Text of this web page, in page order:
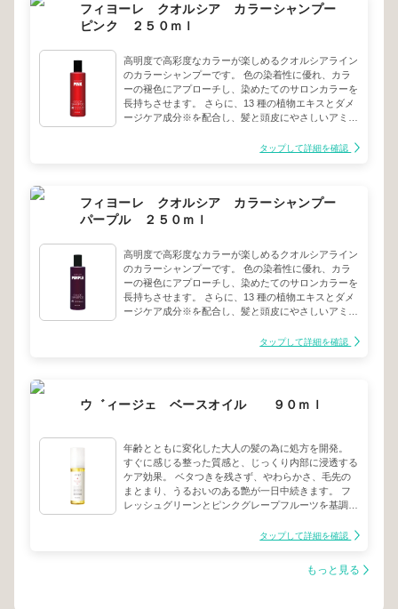
フィヨーレ クオルシア カラーシャンプー
ピンク ２５０ｍｌ
高明度で高彩度なカラーが楽しめるクオルシアライン
のカラーシャンプーです。 色の染着性に優れ、カラ
ーの褪色にアプローチし、染めたてのサロンカラーを
長持ちさせます。 さらに、13 種の植物エキスとダメ
ージケア成分※を配合し、髪と頭皮にやさしいアミノ
た髪をサポートします。※加水分解ケラチン（羊毛）
タップして詳細を確認
フィヨーレ クオルシア カラーシャンプー
パープル ２５０ｍｌ
高明度で高彩度なカラーが楽しめるクオルシアライン
のカラーシャンプーです。 色の染着性に優れ、カラ
ーの褪色にアプローチし、染めたてのサロンカラーを
長持ちさせます。 さらに、13 種の植物エキスとダメ
ージケア成分※を配合し、髪と頭皮にやさしいアミノ
た髪をサポートします。※加水分解ケラチン（羊毛）
タップして詳細を確認
ウ゛ィージェ ベースオイル ９０ｍｌ
年齢とともに変化した大人の髪の為に処方を開発。
すぐに感じる整った質感と、じっくり内部に浸透する
ケア効果。 ベタつきを残さず、やわらかさ、毛先の
まとまり、うるおいのある艶が一日中続きます。 フ
レッシュグリーンとピンクグレープフルーツを基調と
タップして詳細を確認
もっと見る